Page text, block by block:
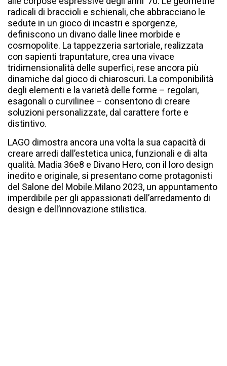
radicali di braccioli e schienali, che abbracciano le
sedute in un gioco di incastri e sporgenze,
definiscono un divano dalle linee morbide e
cosmopolite. La tappezzeria sartoriale, realizzata
con sapienti trapuntature, crea una vivace
tridimensionalità delle superfici, rese ancora più
dinamiche dal gioco di chiaroscuri. La componibilità
degli elementi e la varietà delle forme – regolari,
esagonali o curvilinee – consentono di creare
soluzioni personalizzate, dal carattere forte e
distintivo.
LAGO dimostra ancora una volta la sua capacità di
creare arredi dall’estetica unica, funzionali e di alta
qualità. Madia 36e8 e Divano Hero, con il loro design
inedito e originale, si presentano come protagonisti
del Salone del Mobile.Milano 2023, un appuntamento
imperdibile per gli appassionati dell’arredamento di
design e dell’innovazione stilistica.